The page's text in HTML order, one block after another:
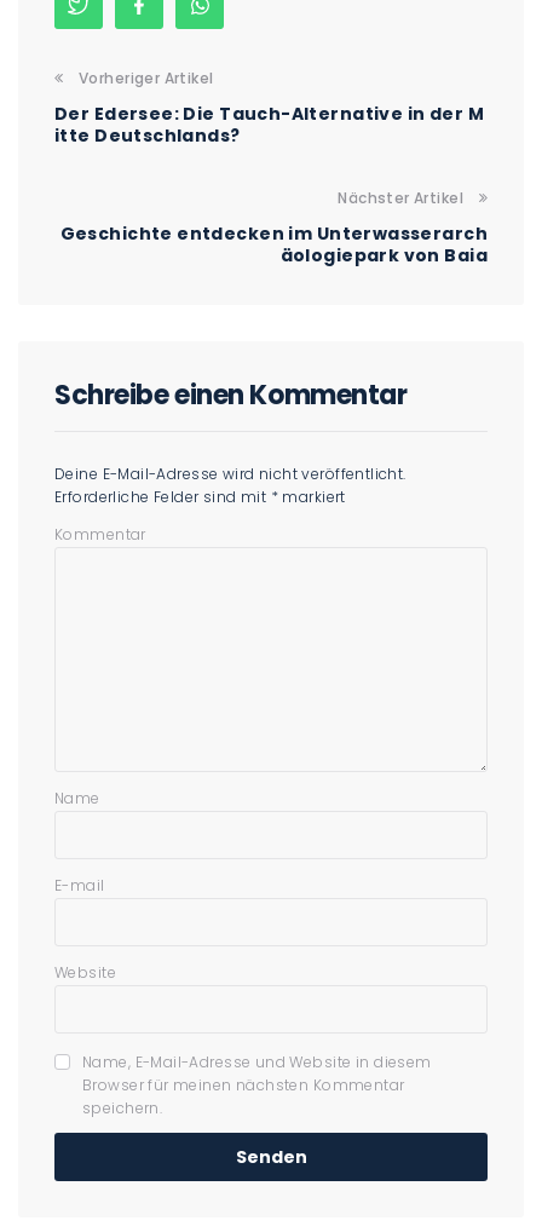
Vorheriger Artikel
Der Edersee: Die Tauch-Alternative in der M
itte Deutschlands?
Nächster Artikel
Geschichte entdecken im Unterwasserarch
äologiepark von Baia
Schreibe einen Kommentar
Deine E-Mail-Adresse wird nicht veröffentlicht.
Erforderliche Felder sind mit * markiert
Kommentar
Name
E-mail
Website
Name, E-Mail-Adresse und Website in diesem
Browser für meinen nächsten Kommentar
speichern.